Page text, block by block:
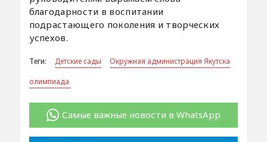
благодарности в воспитании
подрастающего поколения и творческих
успехов.
Теги: Детские сады
Окружная администрация Якутска
олимпиада
Самые важные новости в WhatsApp